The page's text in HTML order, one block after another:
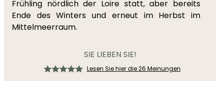
Frühling nördlich der Loire statt, aber bereits
Ende des Winters und erneut im Herbst im
Mittelmeerraum.
SIE LIEBEN SIE!
Lesen Sie hier die 26 Meinungen